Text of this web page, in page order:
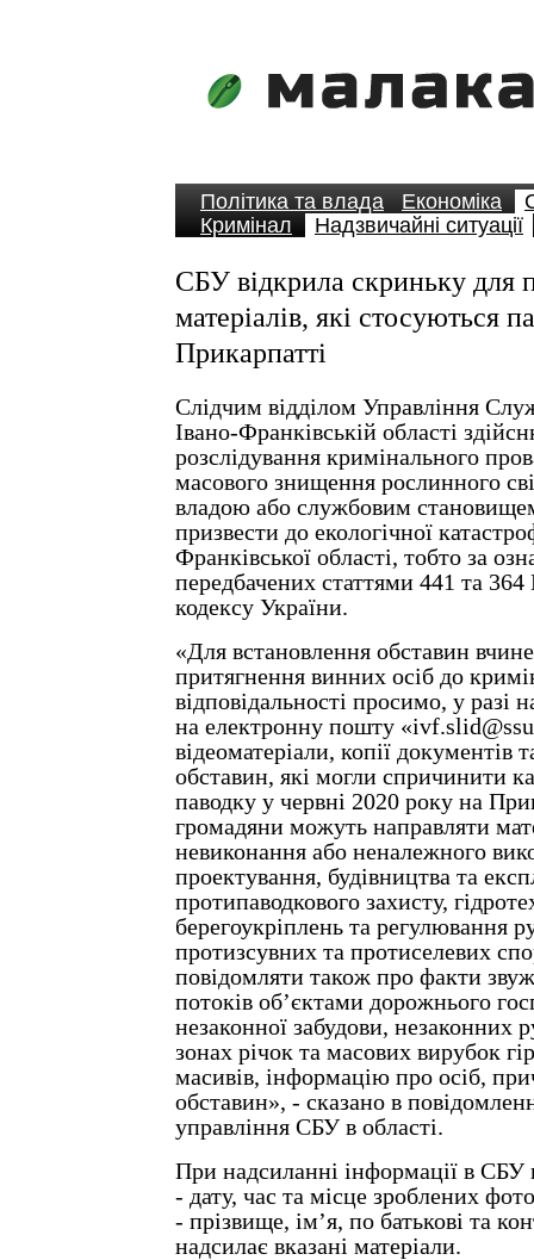
Політика та влада Економіка
Кримінал
Надзвичайні ситуації
СБУ відкрила скриньку для
матеріалів, які стосуються
Прикарпатті
Слідчим відділом Управління
Івано-Франківській області
розслідування кримінального
масового знищення рослинного
владою або службовим
призвести до екологічної
Франківської області, тобто за
передбачених статтями 441 та
кодексу України.
«Для встановлення обставин
притягнення винних осіб до
відповідальності просимо, у разі
на електронну пошту
відеоматеріали, копії документів
обставин, які могли спричинити
паводку у червні 2020 року на
громадяни можуть направляти
невиконання або неналежного
проектування, будівництва та
протипаводкового захисту,
берегоукріплень та регулювання
протизсувних та протиселевих
повідомляти також про факти
потоків об’єктами дорожнього
незаконної забудови, незаконних
зонах річок та масових вирубок
масивів, інформацію про осіб,
обставин», - сказано в
управління СБУ в області.
При надсиланні інформації в СБУ
- дату, час та місце зроблених
- прізвище, ім’я, по батькові та
надсилає вказані матеріали.